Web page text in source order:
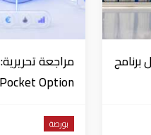
مراجعة تحريرية:
بورصة